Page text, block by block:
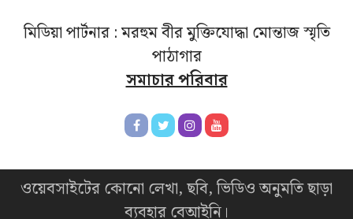
মিডিয়া পার্টনার : মরহুম বীর মুক্তিযোদ্ধা মোন্তাজ স্মৃতি
পাঠাগার
সমাচার পরিবার
ওয়েবসাইটের কোনো লেখা, ছবি, ভিডিও অনুমতি ছাড়া
ব্যবহার বেআইনি।